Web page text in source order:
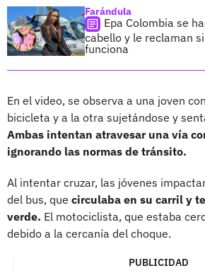
Farándula
Epa Colombia se
cabello y le reclaman
funciona
En el video, se observa a una joven
bicicleta y a la otra sujetándose y
Ambas intentan atravesar una vía
ignorando las normas de tránsito.
Al intentar cruzar, las jóvenes
del bus, que circulaba en su carril y
verde. El motociclista, que estaba
debido a la cercanía del choque.
PUBLICIDAD